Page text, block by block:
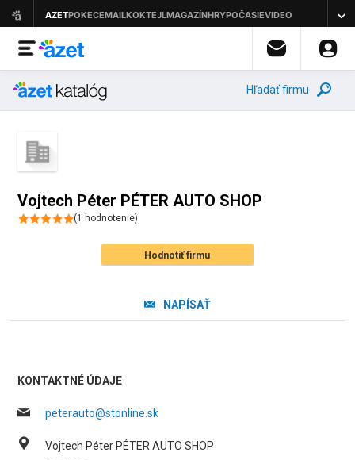
Hľadať firmu
Vojtech Péter PÉTER AUTO SHOP
(1 hodnotenie)
Hodnotiť firmu
NAPÍSAŤ
KONTAKTNÉ ÚDAJE
peterauto@stonline.sk
Vojtech Péter PÉTER AUTO SHOP